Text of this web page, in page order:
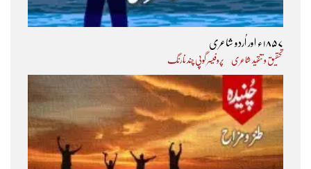
۱۸۵۷ء اور اُردو شاعری
تحقیق و تنقید شاعری پروفیسر گوپی چند نارنگ